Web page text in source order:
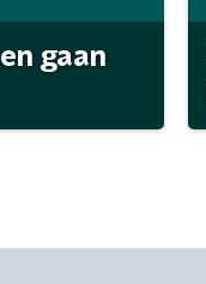
gaan